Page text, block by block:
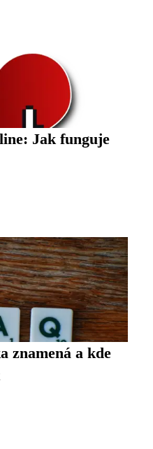
Jak funguje
znamená a kde